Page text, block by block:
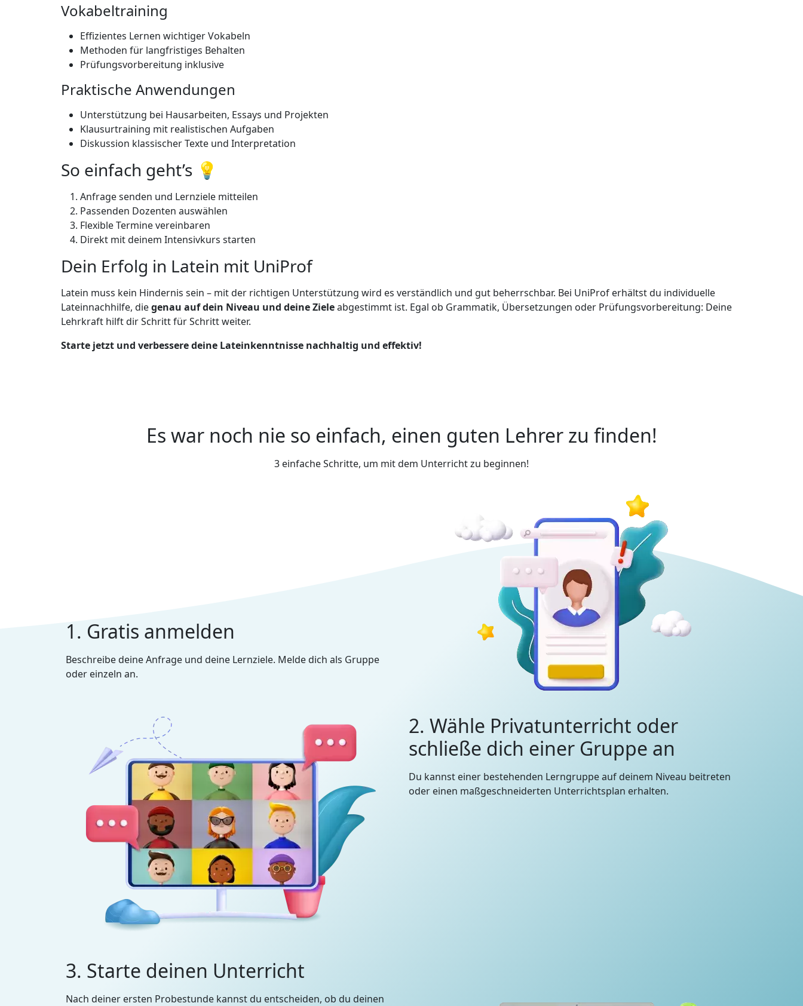
Vokabeltraining
Effizientes Lernen wichtiger Vokabeln
Methoden für langfristiges Behalten
Prüfungsvorbereitung inklusive
Praktische Anwendungen
Unterstützung bei Hausarbeiten, Essays und Projekten
Klausurtraining mit realistischen Aufgaben
Diskussion klassischer Texte und Interpretation
So einfach geht’s 💡
Anfrage senden und Lernziele mitteilen
Passenden Dozenten auswählen
Flexible Termine vereinbaren
Direkt mit deinem Intensivkurs starten
Dein Erfolg in Latein mit UniProf
Latein muss kein Hindernis sein – mit der richtigen Unterstützung wird es verständlich und gut beherrschbar. Bei UniProf erhältst du individuelle
Lateinnachhilfe, diegenau auf dein Niveau und deine Zieleabgestimmt ist. Egal ob Grammatik, Übersetzungen oder Prüfungsvorbereitung: Deine
Lehrkraft hilft dir Schritt für Schritt weiter.
Starte jetzt und verbessere deine Lateinkenntnisse nachhaltig und effektiv!
Es war noch nie so einfach, einen guten Lehrer zu finden!
3 einfache Schritte, um mit dem Unterricht zu beginnen!
1. Gratis anmelden
Beschreibe deine Anfrage und deine Lernziele. Melde dich als Gruppe
oder einzeln an.
2. Wähle Privatunterricht oder
schließe dich einer Gruppe an
Du kannst einer bestehenden Lerngruppe auf deinem Niveau beitreten
oder einen maßgeschneiderten Unterrichtsplan erhalten.
3. Starte deinen Unterricht
Nach deiner ersten Probestunde kannst du entscheiden, ob du deinen